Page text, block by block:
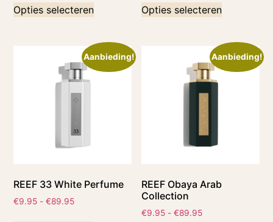
Opties selecteren Opties selecteren
Aanbieding!
REEF 33 White Perfume
€9.95 - €89.95
Aanbieding!
REEF Obaya Arab
Collection
€9.95 - €89.95